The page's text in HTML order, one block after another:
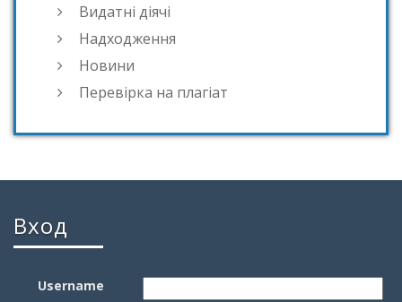
Видатні діячі
Надходження
Новини
Перевірка на плагіат
Вход
Username